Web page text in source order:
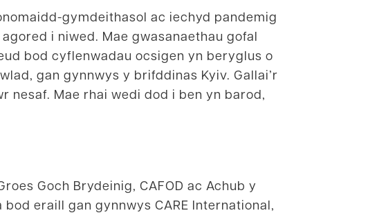
gymdeithasol ac iechyd pandemig
i niwed. Mae gwasanaethau gofal
bod cyflenwadau ocsigen yn beryglus o
gan gynnwys y brifddinas Kyiv. Gallai’r
nesaf. Mae rhai wedi dod i ben yn barod,
Goch Brydeinig, CAFOD ac Achub y
eraill gan gynnwys CARE International,